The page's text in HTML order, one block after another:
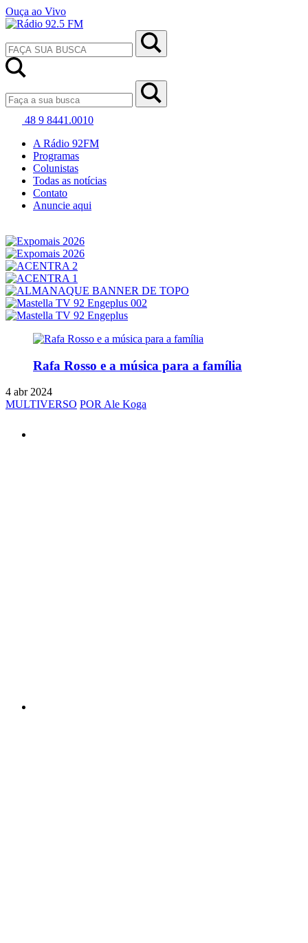
Ouça ao Vivo
48 9 8441.0010
A Rádio 92FM
Programas
Colunistas
Todas as notícias
Contato
Anuncie aqui
Rafa Rosso e a música para a família
4 abr 2024
MULTIVERSO POR Ale Koga